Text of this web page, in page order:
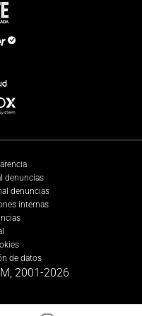
denuncias
denuncias
internas
de datos
2001-2026